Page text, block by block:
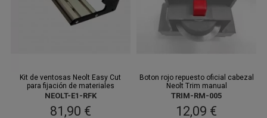
Kit de ventosas Neolt Easy Cut
para fijación de materiales
NEOLT-E1-RFK
81,90 €
Boton rojo repuesto oficial cabezal
Neolt Trim manual
TRIM-RM-005
12,09 €